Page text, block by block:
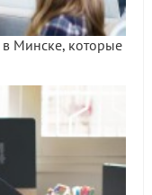
Минске, которые